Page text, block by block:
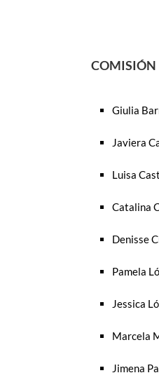
COMISIÓN
Giulia
Javiera
Luisa
Catalina
Denisse
Pamela
Jessica
Marcela
Jimena